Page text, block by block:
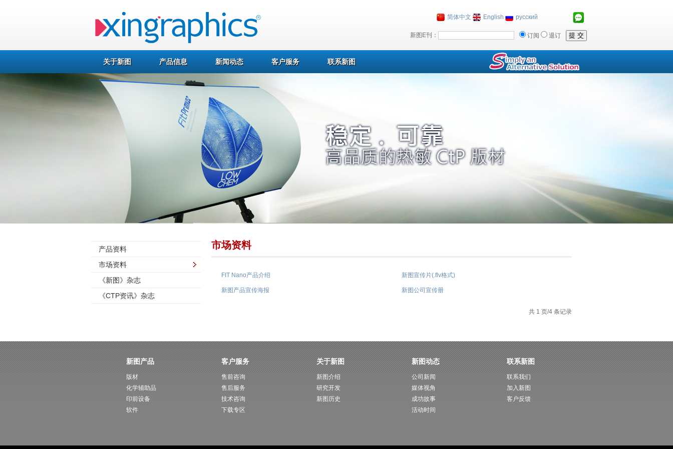
简体中文 English русский
新图E刊： 订阅 退订
关于新图 产品信息 新闻动态 客户服务 联系新图
产品资料
市场资料
《新图》杂志
《CTP资讯》杂志
市场资料
FIT Nano产品介绍 新图宣传片(.flv格式)
新图产品宣传海报 新图公司宣传册
共 1 页/4 条记录
新图产品
版材
化学辅助品
印前设备
软件
客户服务
售前咨询
售后服务
技术咨询
下载专区
关于新图
新图介绍
研究开发
新图历史
新图动态
公司新闻
媒体视角
成功故事
活动时间
联系新图
联系我们
加入新图
客户反馈